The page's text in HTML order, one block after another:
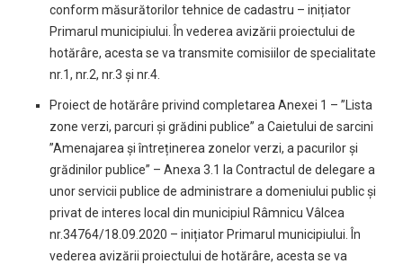
conform măsurătorilor tehnice de cadastru – inițiator
Primarul municipiului. În vederea avizării proiectului de
hotărâre, acesta se va transmite comisiilor de specialitate
nr.1, nr.2, nr.3 și nr.4.
Proiect de hotărâre privind completarea Anexei 1 – ”Lista
zone verzi, parcuri și grădini publice” a Caietului de sarcini
”Amenajarea și întreținerea zonelor verzi, a pacurilor și
grădinilor publice” – Anexa 3.1 la Contractul de delegare a
unor servicii publice de administrare a domeniului public și
privat de interes local din municipiul Râmnicu Vâlcea
nr.34764/18.09.2020 – inițiator Primarul municipiului. În
vederea avizării proiectului de hotărâre, acesta se va